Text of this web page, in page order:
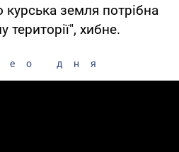
земля потрібна
території", хибне.
дня